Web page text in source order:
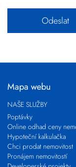
Mapa webu
NAŠE SLUŽBY
Poptávky
Online odhad ceny
Hypoteční kalkulačka
Chci prodat nemovitost
Pronájem nemovitostí